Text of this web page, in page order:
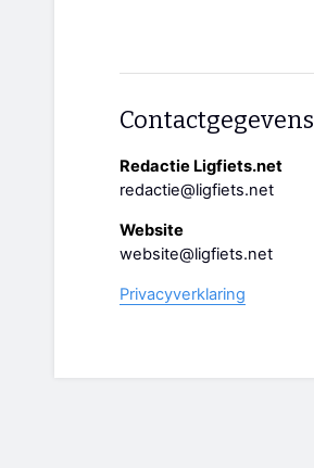
Contactgegevens
Redactie Ligfiets.net
redactie@ligfiets.net
Website
website@ligfiets.net
Privacyverklaring